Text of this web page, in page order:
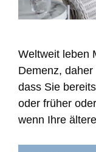
Weltweit leben
Demenz,
dass Sie
oder früher
wenn Ihre